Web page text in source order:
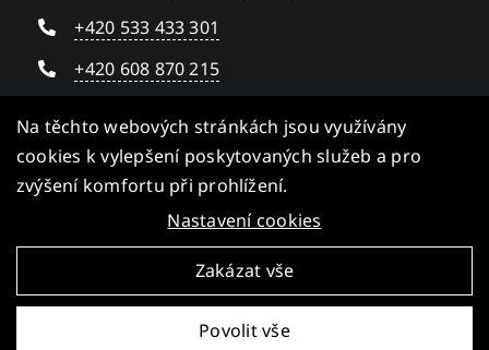
+420 533 433 301
+420 608 870 215
IČ: 26244926
GDPR
Na těchto webových stránkách jsou využívány
cookies k vylepšení poskytovaných služeb a pro
zvýšení komfortu při prohlížení.
Nastavení cookies
Zakázat vše
Povolit vše